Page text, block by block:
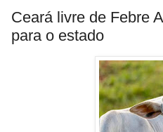
Ceará livre de Febre
para o estado